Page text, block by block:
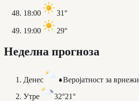
18:00 31°
19:00 29°
Неделна прогноза
Денес Веројатност за врнежи
Утре
32°21°